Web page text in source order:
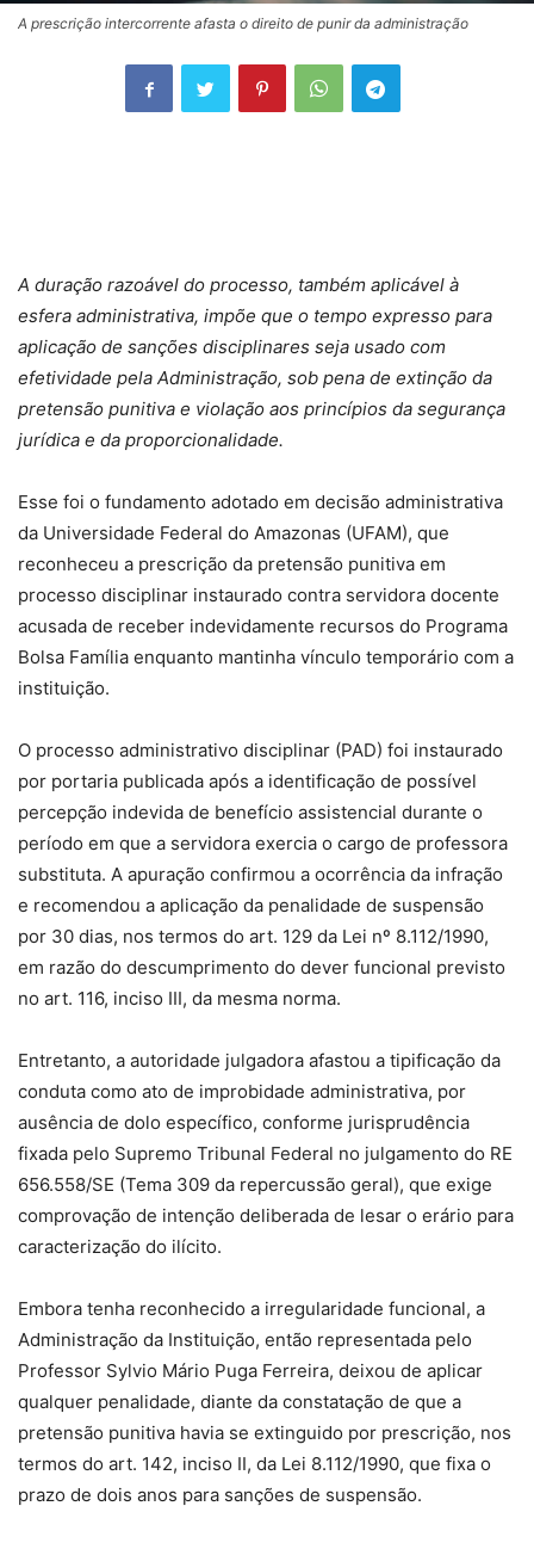
A prescrição intercorrente afasta o direito de punir da administração
A duração razoável do processo, também aplicável à
esfera administrativa, impõe que o tempo expresso para
aplicação de sanções disciplinares seja usado com
efetividade pela Administração, sob pena de extinção da
pretensão punitiva e violação aos princípios da segurança
jurídica e da proporcionalidade.
Esse foi o fundamento adotado em decisão administrativa
da Universidade Federal do Amazonas (UFAM), que
reconheceu a prescrição da pretensão punitiva em
processo disciplinar instaurado contra servidora docente
acusada de receber indevidamente recursos do Programa
Bolsa Família enquanto mantinha vínculo temporário com a
instituição.
O processo administrativo disciplinar (PAD) foi instaurado
por portaria publicada após a identificação de possível
percepção indevida de benefício assistencial durante o
período em que a servidora exercia o cargo de professora
substituta. A apuração confirmou a ocorrência da infração
e recomendou a aplicação da penalidade de suspensão
por 30 dias, nos termos do art. 129 da Lei nº 8.112/1990,
em razão do descumprimento do dever funcional previsto
no art. 116, inciso III, da mesma norma.
Entretanto, a autoridade julgadora afastou a tipificação da
conduta como ato de improbidade administrativa, por
ausência de dolo específico, conforme jurisprudência
fixada pelo Supremo Tribunal Federal no julgamento do RE
656.558/SE (Tema 309 da repercussão geral), que exige
comprovação de intenção deliberada de lesar o erário para
caracterização do ilícito.
Embora tenha reconhecido a irregularidade funcional, a
Administração da Instituição, então representada pelo
Professor Sylvio Mário Puga Ferreira, deixou de aplicar
qualquer penalidade, diante da constatação de que a
pretensão punitiva havia se extinguido por prescrição, nos
termos do art. 142, inciso II, da Lei 8.112/1990, que fixa o
prazo de dois anos para sanções de suspensão.